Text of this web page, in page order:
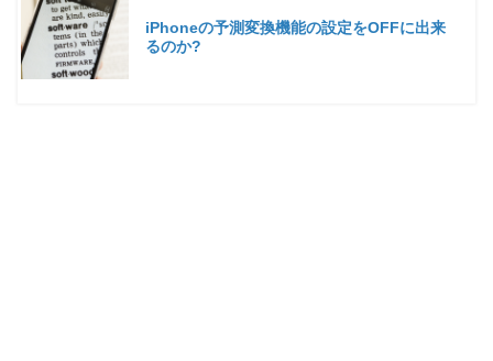
iPhoneの予測変換機能の設定をOFFに出来
るのか?